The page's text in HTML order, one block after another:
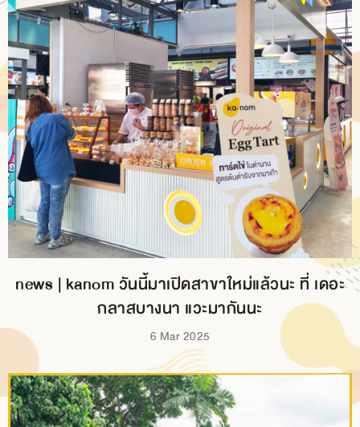
news | kanom วันนี้มาเปิดสาขาใหม่แล้วนะ ที่ เดอะ
กลาสบางนา แวะมากันนะ
6 Mar 2025